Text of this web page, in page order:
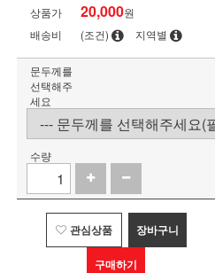
상품가 20,000원
배송비
(조건) 지역별
문두께를
선택해주
세요
수량
관심상품 장바구니
구매하기